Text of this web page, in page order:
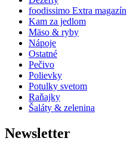
foodissimo Extra magazín
Kam za jedlom
Mäso & ryby
Nápoje
Ostatné
Pečivo
Polievky
Potulky svetom
Raňajky
Šaláty & zelenina
Newsletter